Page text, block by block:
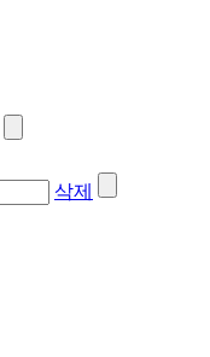
삭제